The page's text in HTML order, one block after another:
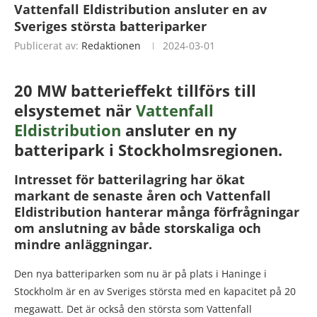
Vattenfall Eldistribution ansluter en av
Sveriges största batteriparker
Publicerat av: Redaktionen 2024-03-01
20 MW batterieffekt tillförs till
elsystemet när Vattenfall
Eldistribution ansluter en ny
batteripark i Stockholmsregionen.
Intresset för batterilagring har ökat
markant de senaste åren och Vattenfall
Eldistribution hanterar många förfrågningar
om anslutning av både storskaliga och
mindre anläggningar.
Den nya batteriparken som nu är på plats i Haninge i
Stockholm är en av Sveriges största med en kapacitet på 20
megawatt. Det är också den största som Vattenfall